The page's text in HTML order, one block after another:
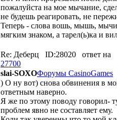
пожалуйста на мое мычание,
не будешь реагировать, не
Теперь - слова вошь, мышь,
мягким знаком, а тарел(ь)ка и
Re: Деберц ID:28020 ответ на
27700
slai-SOXOФорумы CasinoGames
) О ну вот) снова обвинения в
ответным наверно.
Я же по этому поводу говорил-
проблем явно не составляет ему.